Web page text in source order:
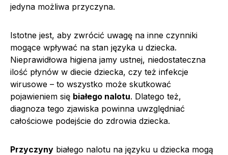
jedyna możliwa przyczyna.
Istotne jest, aby zwrócić uwagę na inne czynniki
mogące wpływać na stan języka u dziecka.
Nieprawidłowa higiena jamy ustnej, niedostateczna
ilość płynów w diecie dziecka, czy też infekcje
wirusowe – to wszystko może skutkować
pojawieniem się białego nalotu. Dlatego też,
diagnoza tego zjawiska powinna uwzględniać
całościowe podejście do zdrowia dziecka.
Przyczyny białego nalotu na języku u dziecka mogą